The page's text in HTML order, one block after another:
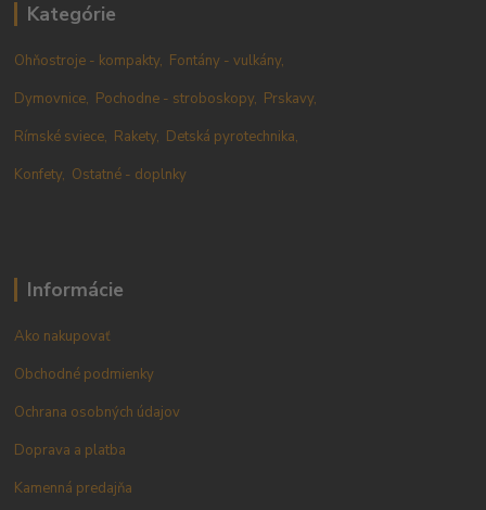
Kategórie
Ohňostroje - kompakty, Fontány - vulkány,
Dymovnice, Pochodne - stroboskopy, Prskavy,
Rímské sviece, Rakety, Detská pyrotechnika,
Konfety, Ostatné - doplnky
Informácie
Ako nakupovať
Obchodné podmienky
Ochrana osobných údajov
Doprava a platba
Kamenná predajňa